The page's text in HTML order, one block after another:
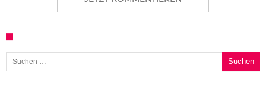
Suchen nach: